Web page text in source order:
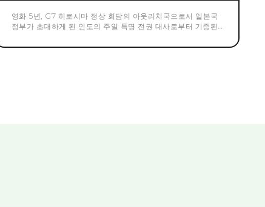
영화 5년, G7 히로시마 정상 회담의 아웃리치국으로서 일본국
정부가 초대하게 된 인도의 주일 특명 전권 대사로부터 기증된,
「평화도시」로 알려져, 인류의 회복력과 불굴의 정신을 나타내